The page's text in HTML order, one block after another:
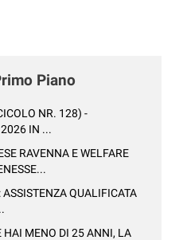
Piano
NR. 128) -
IN ...
RAVENNA E WELFARE
QUALIFICATA
HAI MENO DI 25 ANNI, LA